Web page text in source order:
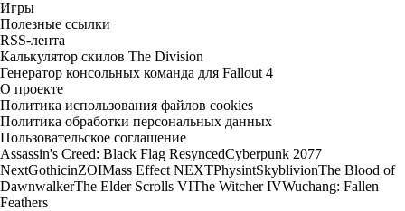
Игры
Полезные ссылки
RSS-лента
Калькулятор скилов The Division
Генератор консольных команда для Fallout 4
О проекте
Политика использования файлов cookies
Политика обработки персональных данных
Пользовательское соглашение
Assassin's Creed: Black Flag ResyncedCyberpunk 2077
NextGothicinZOIMass Effect NEXTPhysintSkyblivionThe Blood of
DawnwalkerThe Elder Scrolls VIThe Witcher IVWuchang: Fallen
Feathers